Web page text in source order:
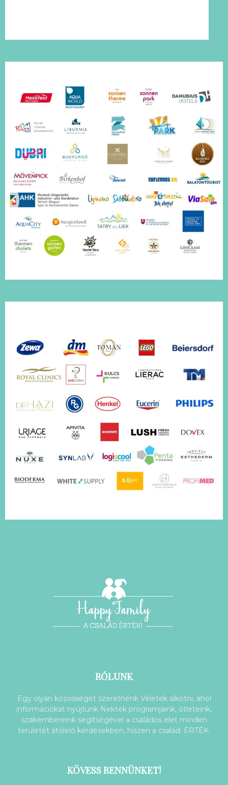
RÓLUNK
Egy olyan közösséget szeretnénk Veletek alkotni, ahol
információkat nyújtunk Nektek programjaink, ötleteink,
szakembereink segítségével a családos élet minden
területét átölelő kérdésekben, hiszen a család: ÉRTÉK.
KÖVESS BENNÜNKET!